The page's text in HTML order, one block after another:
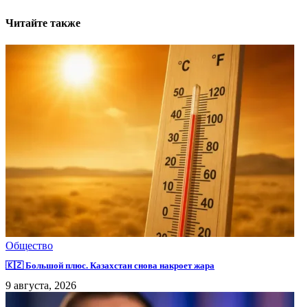
Читайте также
Общество
🇰🇿 Большой плюс. Казахстан снова накроет жара
9 августа, 2026